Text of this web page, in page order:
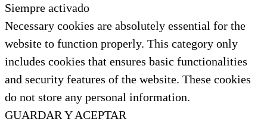
Siempre activado
Necessary cookies are absolutely essential for the
website to function properly. This category only
includes cookies that ensures basic functionalities
and security features of the website. These cookies
do not store any personal information.
GUARDAR Y ACEPTAR